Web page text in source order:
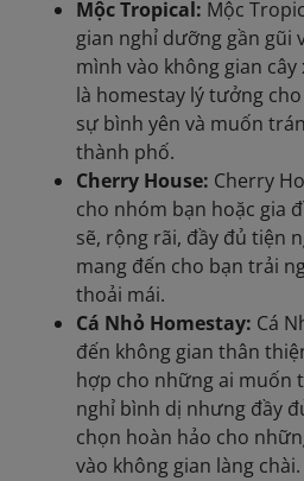
Mộc Tropical: Mộc
gian nghỉ dưỡng gần gũi
mình vào không gian
là homestay lý tưởng
sự bình yên và muốn
thành phố.
Cherry House: Cherry
cho nhóm bạn hoặc gia
sẽ, rộng rãi, đầy đủ tiện
mang đến cho bạn trải
thoải mái.
Cá Nhỏ Homestay: Cá
đến không gian thân
hợp cho những ai muốn
nghỉ bình dị nhưng đầy
chọn hoàn hảo cho
vào không gian làng chài.